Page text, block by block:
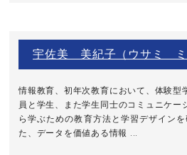
宇佐美 美紀子（ウサミ ミ
情報教育、初年次教育において、体験型
員と学生、また学生同士のコミュニケー
ら学ぶための教育方法と学習デザイン
た、データを価値ある情報 ...